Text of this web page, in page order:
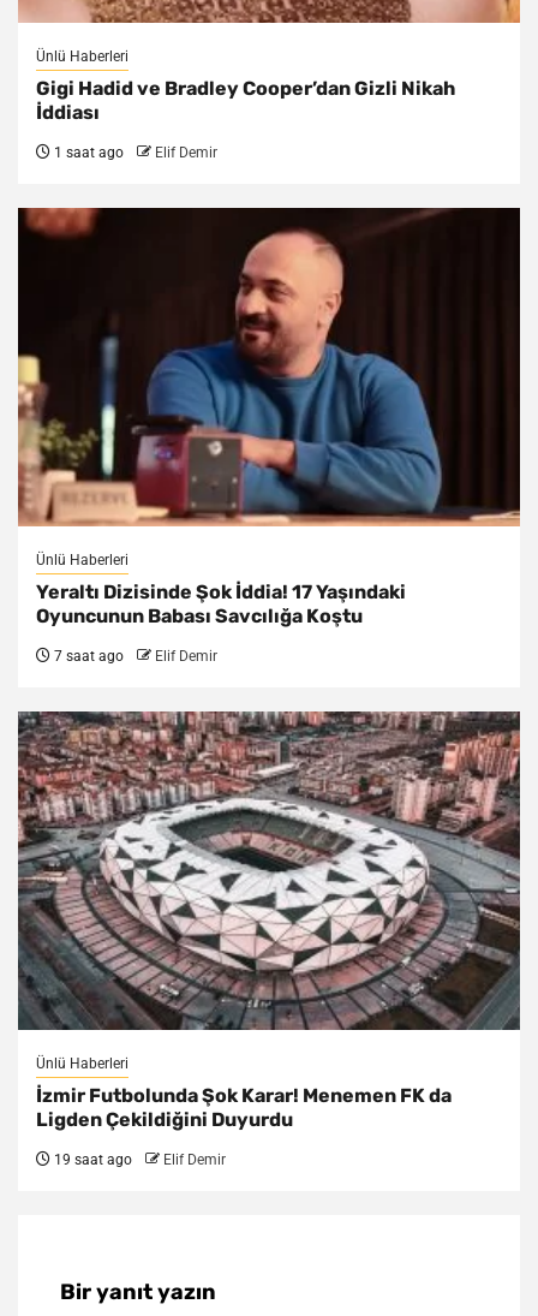
Ünlü Haberleri
Gigi Hadid ve Bradley Cooper’dan Gizli Nikah
İddiası
1 saat ago Elif Demir
Ünlü Haberleri
Yeraltı Dizisinde Şok İddia! 17 Yaşındaki
Oyuncunun Babası Savcılığa Koştu
7 saat ago Elif Demir
Ünlü Haberleri
İzmir Futbolunda Şok Karar! Menemen FK da
Ligden Çekildiğini Duyurdu
19 saat ago Elif Demir
Bir yanıt yazın